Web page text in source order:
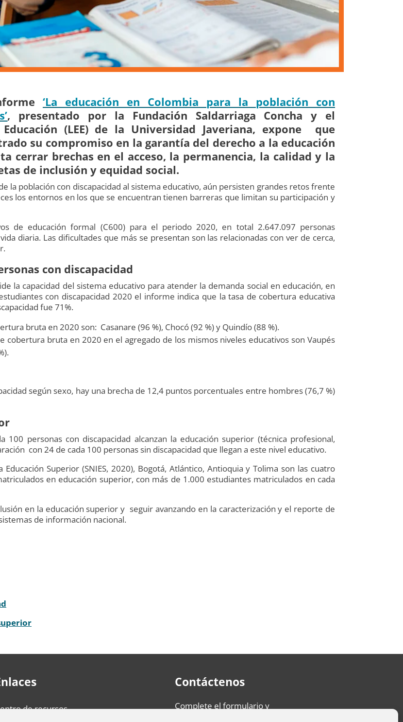
‘La educación en Colombia para la población con
, presentado por la Fundación Saldarriaga Concha y el
(LEE) de la Universidad Javeriana, expone que
su compromiso en la garantía del derecho a la educación
cerrar brechas en el acceso, la permanencia, la calidad y la
de inclusión y equidad social.
la población con discapacidad al sistema educativo, aún persisten grandes retos frente
los entornos en los que se encuentran tienen barreras que limitan su participación y
de educación formal (C600) para el periodo 2020, en total 2.647.097 personas
diaria. Las dificultades que más se presentan son las relacionadas con ver de cerca,
con discapacidad
la capacidad del sistema educativo para atender la demanda social en educación, en
con discapacidad 2020 el informe indica que la tasa de cobertura educativa
fue 71%.
bruta en 2020 son: Casanare (96 %), Chocó (92 %) y Quindío (88 %).
cobertura bruta en 2020 en el agregado de los mismos niveles educativos son Vaupés
según sexo, hay una brecha de 12,4 puntos porcentuales entre hombres (76,7 %)
personas con discapacidad alcanzan la educación superior (técnica profesional,
con 24 de cada 100 personas sin discapacidad que llegan a este nivel educativo.
Superior (SNIES, 2020), Bogotá, Atlántico, Antioquia y Tolima son las cuatro
en educación superior, con más de 1.000 estudiantes matriculados en cada
en la educación superior y seguir avanzando en la caracterización y el reporte de
de información nacional.
de recursos
Contáctenos
Complete el formulario y